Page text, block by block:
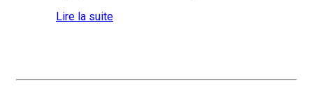
Lire la suite